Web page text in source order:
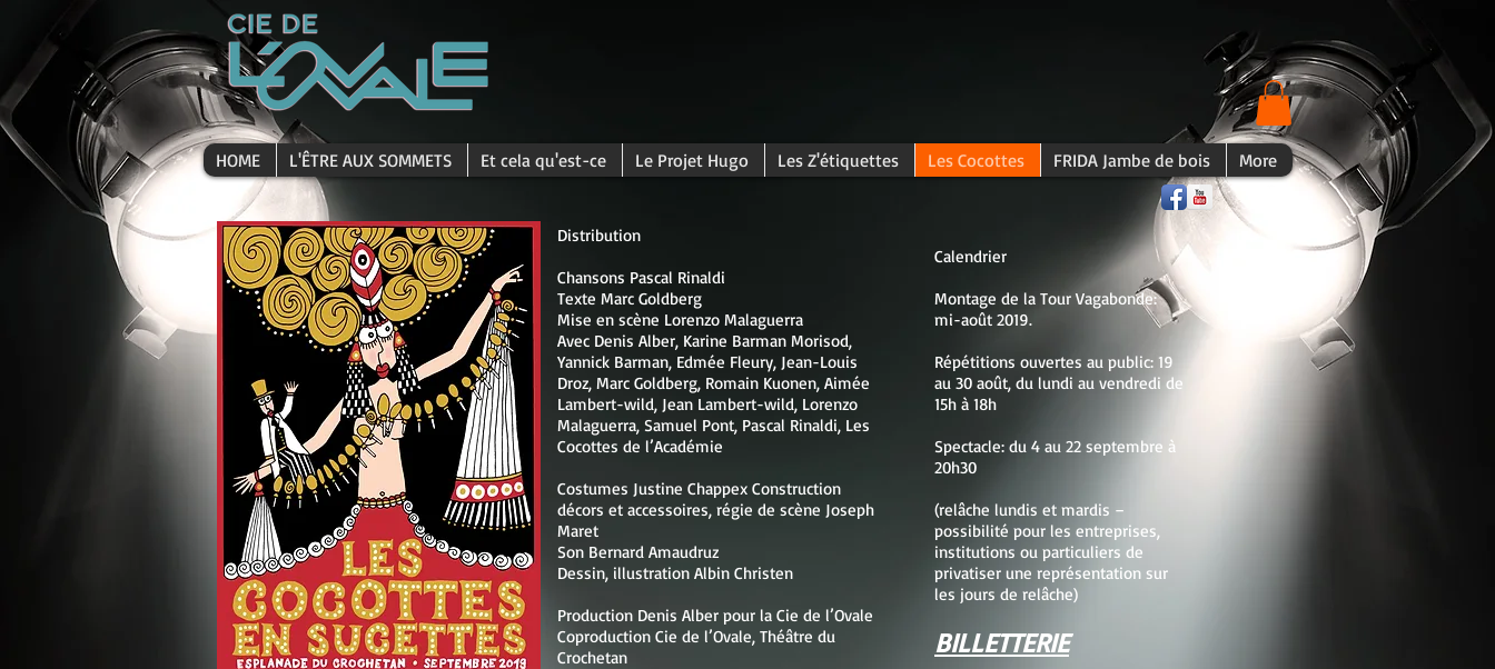
HOME L'ÊTRE AUX SOMMETS Et cela qu'est-ce Le Projet Hugo Les Z'étiquettes Les Cocottes FRIDA Jambe de bois More
Distribution
Chansons Pascal Rinaldi
Texte Marc Goldberg
Mise en scène Lorenzo Malaguerra
Avec Denis Alber, Karine Barman Morisod,
Yannick Barman, Edmée Fleury, Jean-Louis
Droz, Marc Goldberg, Romain Kuonen, Aimée
Lambert-wild, Jean Lambert-wild, Lorenzo
Malaguerra, Samuel Pont, Pascal Rinaldi, Les
Cocottes de l’Académie
Costumes Justine Chappex Construction
décors et accessoires, régie de scène Joseph
Maret
Son Bernard Amaudruz
Dessin, illustration Albin Christen
Production Denis Alber pour la Cie de l’Ovale
Coproduction Cie de l’Ovale, Théâtre du
Crochetan
Calendrier
Montage de la Tour Vagabonde:
mi-août 2019.
Répétitions ouvertes au public: 19
au 30 août, du lundi au vendredi de
15h à 18h
Spectacle: du 4 au 22 septembre à
20h30
(relâche lundis et mardis –
possibilité pour les entreprises,
institutions ou particuliers de
privatiser une représentation sur
les jours de relâche)
BILLETTERIE